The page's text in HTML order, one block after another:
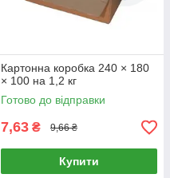
Картонна коробка 240 × 180
× 100 на 1,2 кг
Готово до відправки
7,63 ₴ 9,66 ₴
Купити